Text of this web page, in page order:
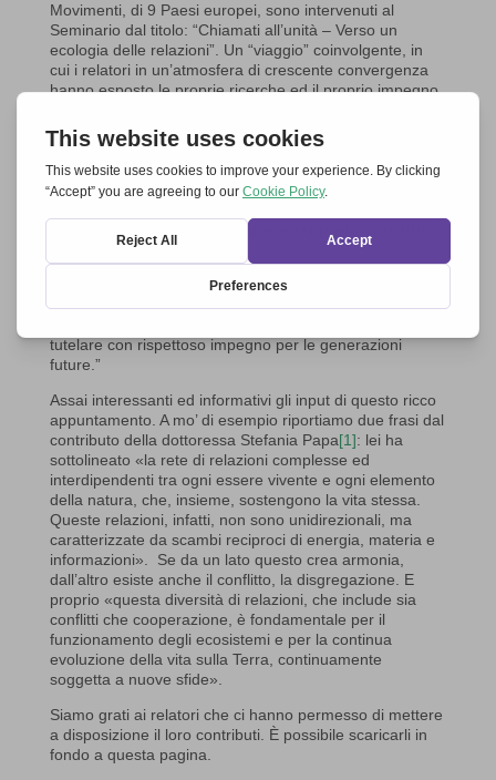
Movimenti, di 9 Paesi europei, sono intervenuti al
Seminario dal titolo: “Chiamati all’unità – Verso un
ecologia delle relazioni”. Un “viaggio” coinvolgente, in
cui i relatori in un’atmosfera di crescente convergenza
hanno esposto le proprie ricerche ed il proprio impegno
numerosi presenti nella “sala virtuale”. Le esperienze
già in atto in tanti posti e le incoraggianti buone pratiche,
facilmente imitabili, hanno evidenziato il desiderio e
l’impegno di rispettare e conservare la creazione per le
Per la nostra rete era il momento di approfondire uno
con cui ci siamo impegnati nel 2007 alla
grande Manifestazione a Stoccarda. Esso afferma: “SÌ al
tutelare con rispettoso impegno per le generazioni
future.”
Assai interessanti ed informativi gli input di questo ricco
appuntamento. A mo’ di esempio riportiamo due frasi dal
contributo della dottoressa Stefania Papa[1]: lei ha
sottolineato «la rete di relazioni complesse ed
interdipendenti tra ogni essere vivente e ogni elemento
della natura, che, insieme, sostengono la vita stessa.
Queste relazioni, infatti, non sono unidirezionali, ma
caratterizzate da scambi reciproci di energia, materia e
informazioni». Se da un lato questo crea armonia,
dall’altro esiste anche il conflitto, la disgregazione. E
proprio «questa diversità di relazioni, che include sia
conflitti che cooperazione, è fondamentale per il
funzionamento degli ecosistemi e per la continua
evoluzione della vita sulla Terra, continuamente
soggetta a nuove sfide».
Siamo grati ai relatori che ci hanno permesso di mettere
a disposizione il loro contributi. È possibile scaricarli in
fondo a questa pagina.